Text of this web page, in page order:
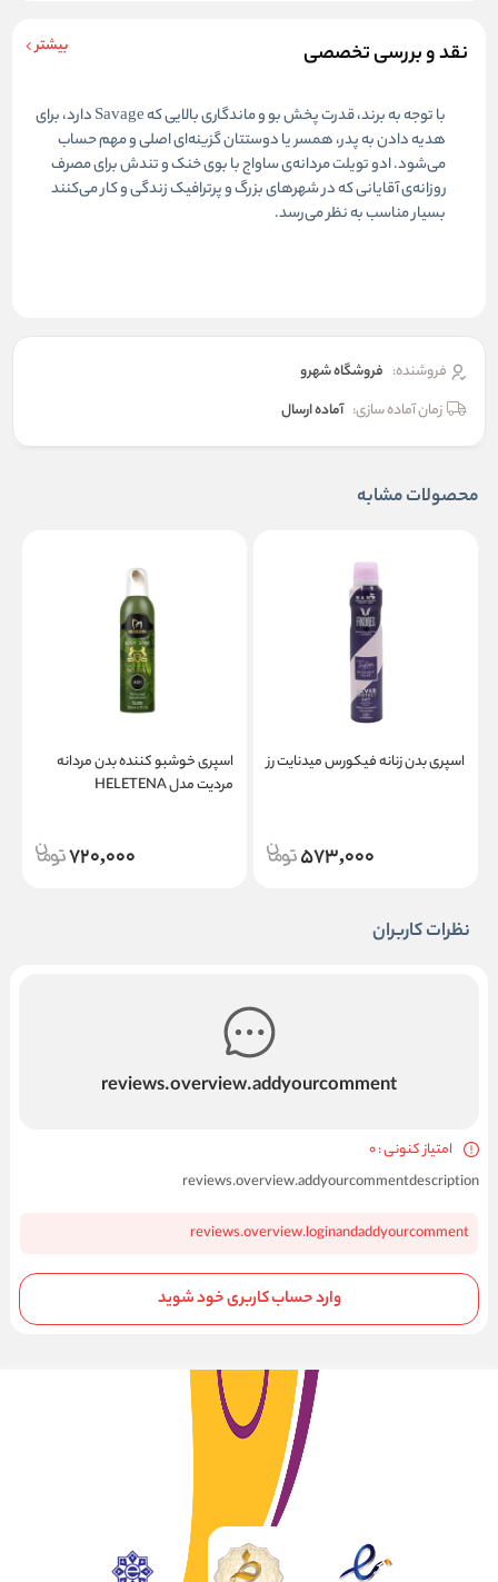
نقد و بررسی تخصصی بیشتر
با توجه به برند، قدرت پخش بو و ماندگاری بالایی که Savage دارد، برای
هدیه دادن به پدر، همسر یا دوستتان گزینه‌ای اصلی و مهم حساب
می‌شود. ادو تویلت مردانه‌ی ساواج با بوی خنک و تندش برای مصرف
روزانه‌ی آقایانی که در شهرهای بزرگ و پرترافیک زندگی و کار می‌کنند
بسیار مناسب به نظر می‌رسد.
فروشنده: فروشگاه شهرو
زمان آماده سازی: آماده ارسال
محصولات مشابه
اسپری بدن زنانه فیکورس میدنایت رز
573,000
اسپری خوشبو کننده بدن مردانه
مردیت مدل HELETENA
720,000
نظرات کاربران
reviews.overview.addyourcomment
امتیاز کنونی : 0
reviews.overview.addyourcommentdescription
reviews.overview.loginandaddyourcomment
وارد حساب کاربری خود شوید